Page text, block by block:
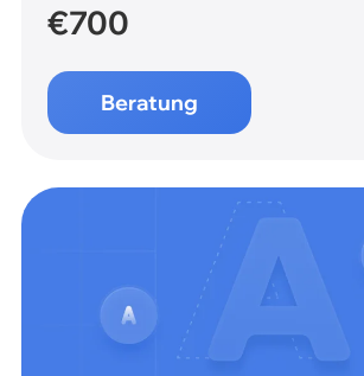
€700
Beratung